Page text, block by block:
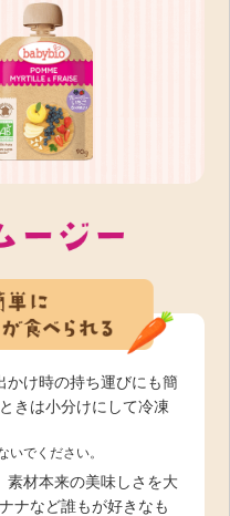
かけ時の持ち運びにも簡
きは小分けにして冷凍
でください。
素材本来の美味しさを大
ナなど誰もが好きなも